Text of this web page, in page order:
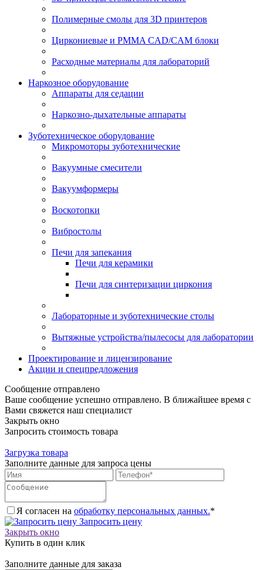
Полимерные смолы для 3D принтеров
Циркониевые и PMMA CAD/CAM блоки
Расходные материалы для лабораторий
Наркозное оборудование
Аппараты для седации
Наркозно-дыхательные аппараты
Зуботехническое оборудование
Микромоторы зуботехнические
Вакуумные смесители
Вакуумформеры
Воскотопки
Вибростолы
Печи для запекания
Печи для керамики
Печи для синтеризации циркония
Лабораторные и зуботехнические столы
Вытяжные устройства/пылесосы для лаборатории
Проектирование и лицензирование
Акции и спецпредложения
Сообщение отправлено
Ваше сообщение успешно отправлено. В ближайшее время с
Вами свяжется наш специалист
Закрыть окно
Запросить стоимость товара
Загрузка товара
Заполните данные для запроса цены
Я согласен на обработку персональных данных.*
Запросить цену
Закрыть окно
Купить в один клик
Заполните данные для заказа